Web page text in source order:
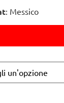
: Messico